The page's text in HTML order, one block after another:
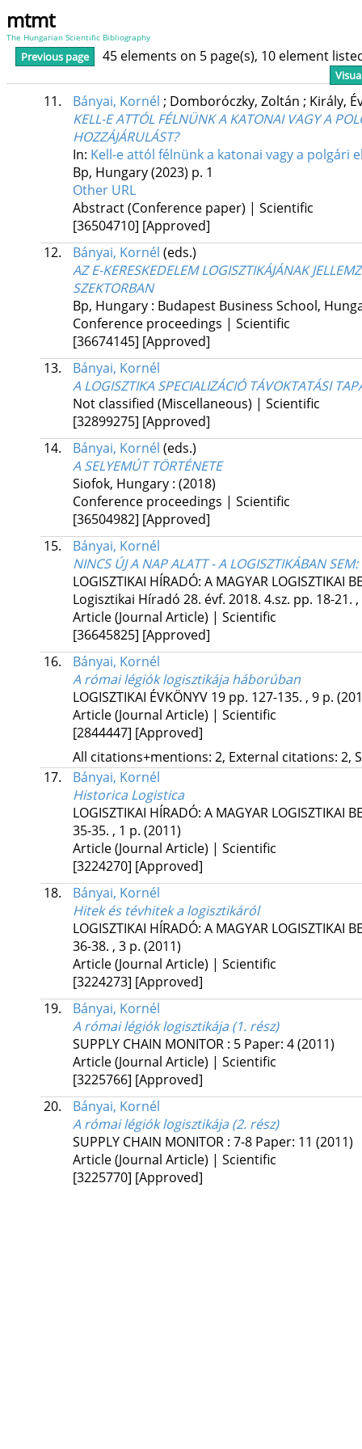
mtmt
The Hungarian Scientific Bibliography
Previous page 45 elements on 5 page(s), 10 element
11. Bányai, Kornél ; Domboróczky, Zoltán ; Király,
KELL-E ATTÓL FÉLNÜNK A KATONAI VAGY A
HOZZÁJÁRULÁST?
In: Kell-e attól félnünk a katonai vagy a polgári
Bp, Hungary(2023) p. 1
Other URL
Abstract (Conference paper) | Scientific
[36504710] [Approved]
12.
Bányai, Kornél (eds.)
AZ E-KERESKEDELEM LOGISZTIKÁJÁNAK
SZEKTORBAN
Bp, Hungary : Budapest Business School,
Conference proceedings | Scientific
[36674145] [Approved]
13.
Bányai, Kornél
A LOGISZTIKA SPECIALIZÁCIÓ TÁVOKTATÁSI
Not classified (Miscellaneous) | Scientific
[32899275] [Approved]
14.
Bányai, Kornél (eds.)
A SELYEMÚT TÖRTÉNETE
Siofok, Hungary : (2018)
Conference proceedings | Scientific
[36504982] [Approved]
15.
Bányai, Kornél
NINCS ÚJ A NAP ALATT - A LOGISZTIKÁBAN SEM:
LOGISZTIKAI HÍRADÓ: A MAGYAR LOGISZTIKAI
Logisztikai Híradó 28. évf. 2018. 4.sz. pp. 18-21.
Article (Journal Article) | Scientific
[36645825] [Approved]
16.
Bányai, Kornél
A római légiók logisztikája háborúban
LOGISZTIKAI ÉVKÖNYV 19 pp. 127-135. , 9 p.
Article (Journal Article) | Scientific
[2844447] [Approved]
All citations+mentions: 2, External citations: 2,
17.
Bányai, Kornél
Historica Logistica
LOGISZTIKAI HÍRADÓ: A MAGYAR LOGISZTIKAI
35-35. , 1 p. (2011)
Article (Journal Article) | Scientific
[3224270] [Approved]
18.
Bányai, Kornél
Hitek és tévhitek a logisztikáról
LOGISZTIKAI HÍRADÓ: A MAGYAR LOGISZTIKAI
36-38. , 3 p. (2011)
Article (Journal Article) | Scientific
[3224273] [Approved]
19.
Bányai, Kornél
A római légiók logisztikája (1. rész)
SUPPLY CHAIN MONITOR : 5 Paper: 4(2011)
Article (Journal Article) | Scientific
[3225766] [Approved]
20.
Bányai, Kornél
A római légiók logisztikája (2. rész)
SUPPLY CHAIN MONITOR : 7-8 Paper: 11 (2011)
Article (Journal Article) | Scientific
[3225770] [Approved]